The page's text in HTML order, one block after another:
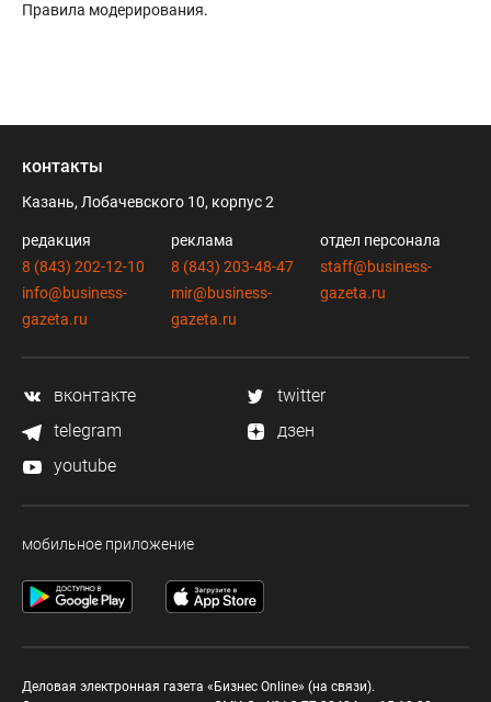
Правила модерирования.
контакты
Казань, Лобачевского 10, корпус 2
редакция
8 (843) 202-12-10
info@business-
gazeta.ru
реклама
8 (843) 203-48-47
mir@business-
gazeta.ru
отдел персонала
staff@business-
gazeta.ru
вконтакте
twitter
telegram
дзен
youtube
мобильное приложение
Деловая электронная газета «Бизнес Online» (на связи).